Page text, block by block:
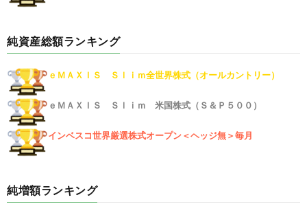
純資産総額ランキング
ｅＭＡＸＩＳ Ｓｌｉｍ全世界株式（オールカントリー）
ｅＭＡＸＩＳ Ｓｌｉｍ 米国株式（Ｓ＆Ｐ５００）
インベスコ世界厳選株式オープン＜ヘッジ無＞毎月
純増額ランキング